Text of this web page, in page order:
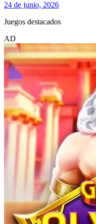
24 de junio, 2026
Juegos destacados
AD